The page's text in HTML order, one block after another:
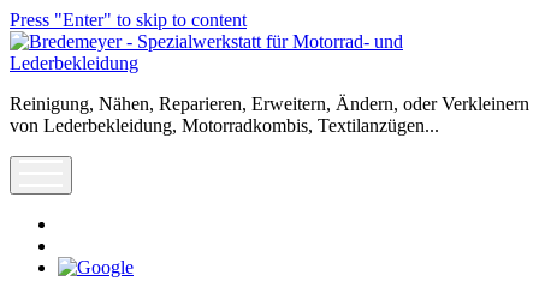
Press "Enter" to skip to content
Bredemeyer
-
für
Motorrad-
Reinigung, Nähen, Reparieren, Erweitern, Ändern, oder Verkleinern
von Lederbekleidung, Motorradkombis, Textilanzügen...
reparatur.de